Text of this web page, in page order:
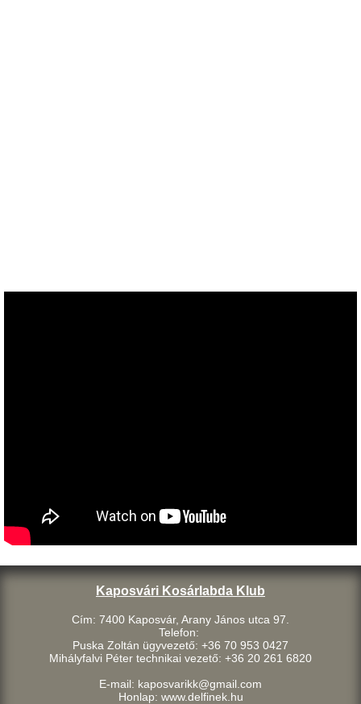
Kaposvári Kosárlabda Klub
Cím: 7400 Kaposvár, Arany János utca 97.
Telefon:
Puska Zoltán ügyvezető: +36 70 953 0427
Mihályfalvi Péter technikai vezető: +36 20 261 6820
E-mail: kaposvarikk@gmail.com
Honlap: www.delfinek.hu